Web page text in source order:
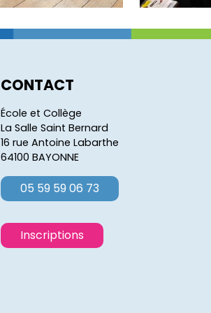
CONTACT
École et Collège
La Salle Saint Bernard
16 rue Antoine Labarthe
64100 BAYONNE
05 59 59 06 73
Inscriptions